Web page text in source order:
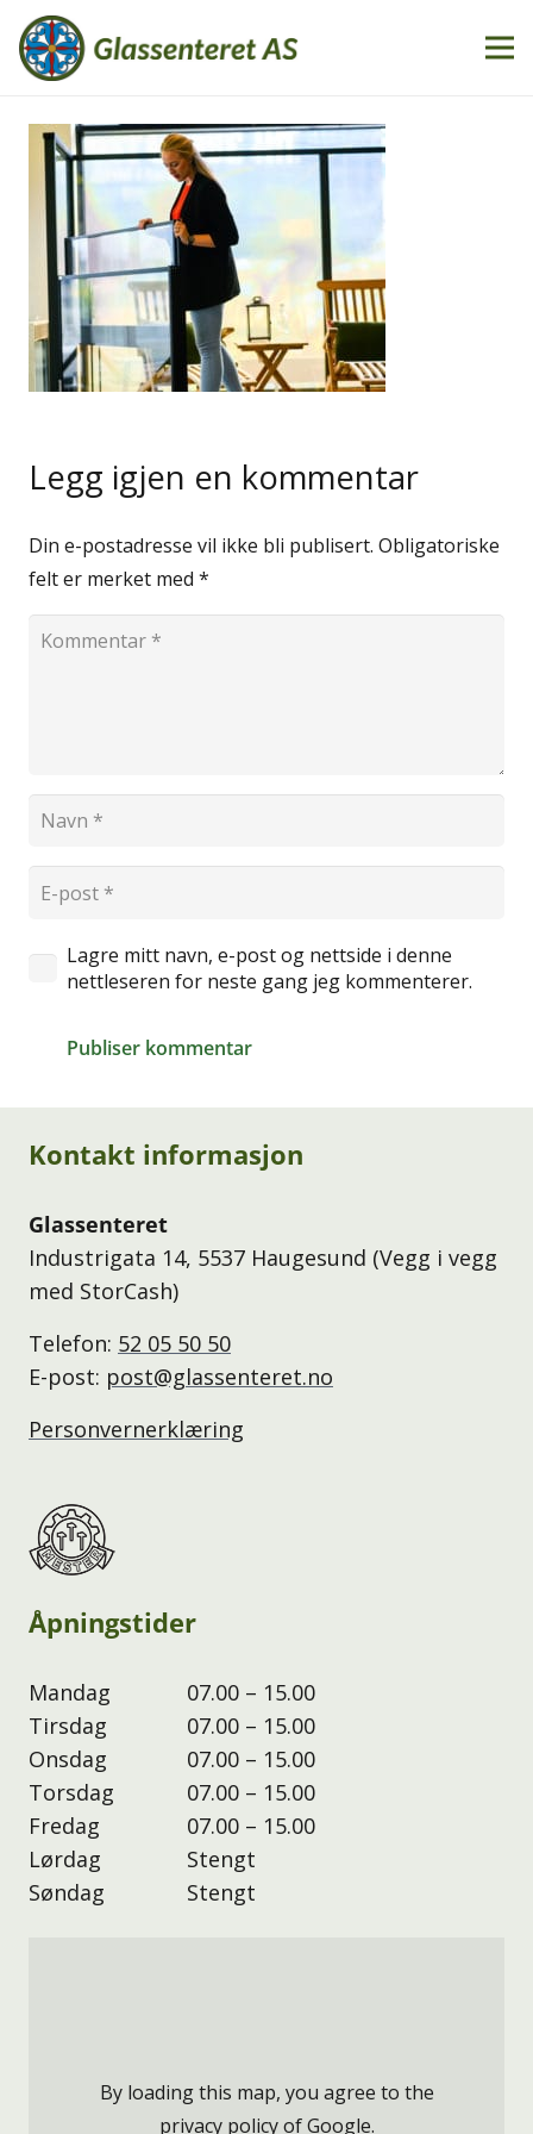
Legg igjen en kommentar
Din e-postadresse vil ikke bli publisert. Obligatoriske
felt er merket med *
Lagre mitt navn, e-post og nettside i denne
nettleseren for neste gang jeg kommenterer.
Publiser kommentar
Kontakt informasjon
Glassenteret
Industrigata 14, 5537 Haugesund (Vegg i vegg
med StorCash)
Telefon: 52 05 50 50
E-post: post@glassenteret.no
Personvernerklæring
Åpningstider
Mandag
07.00 – 15.00
Tirsdag
07.00 – 15.00
Onsdag
07.00 – 15.00
Torsdag
07.00 – 15.00
Fredag
07.00 – 15.00
Lørdag
Stengt
Søndag
Stengt
By loading this map, you agree to the
privacy policy ofGoogle.